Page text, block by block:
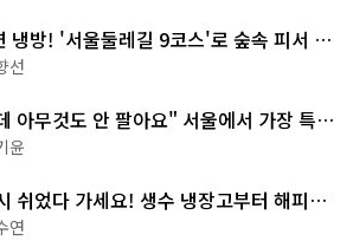
냉방! '서울둘레길 9코스'로 숲속 피서 떠
선
아무것도 안 팔아요" 서울에서 가장 특별
체
윤
쉬었다 가세요! 생수 냉장고부터 해피소
지
연